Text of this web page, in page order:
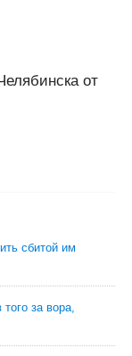
от
сбитой им
за вора,